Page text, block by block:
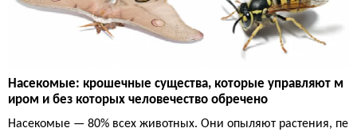
Насекомые: крошечные существа, которые управляют м
иром и без которых человечество обречено
Насекомые — 80% всех животных. Они опыляют растения, пе